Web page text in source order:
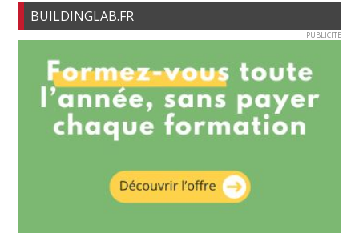
BUILDINGLAB.FR
PUBLICITE